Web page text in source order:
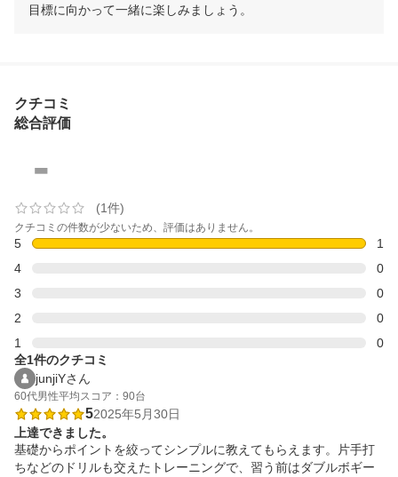
目標に向かって一緒に楽しみましょう。
クチコミ
総合評価
-
(1件)
クチコミの件数が少ないため、評価はありません。
5
1
4
0
3
0
2
0
1
0
全1件のクチコミ
junjiYさん
60代男性平均スコア：90台
52025年5月30日
上達できました。
基礎からポイントを絞ってシンプルに教えてもらえます。片手打
ちなどのドリルも交えたトレーニングで、習う前はダブルボギー